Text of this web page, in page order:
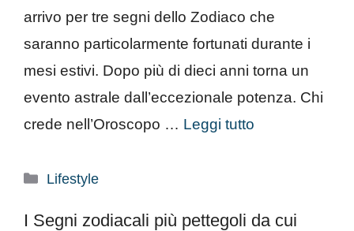
arrivo per tre segni dello Zodiaco che
saranno particolarmente fortunati durante i
mesi estivi. Dopo più di dieci anni torna un
evento astrale dall’eccezionale potenza. Chi
crede nell’Oroscopo … Leggi tutto
Categorie
Lifestyle
I Segni zodiacali più pettegoli da cui